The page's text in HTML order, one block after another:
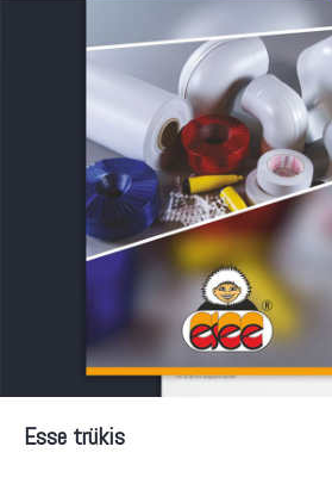
Esse trükis